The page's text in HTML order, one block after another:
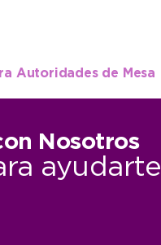
Autoridades de Mesa
Nosotros
ayudarte